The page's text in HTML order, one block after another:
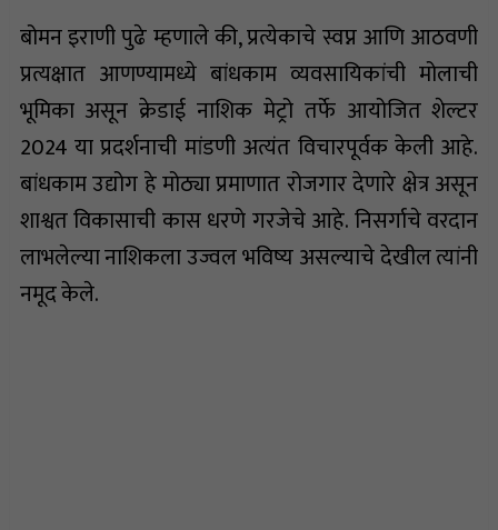
बोमन इराणी पुढे म्हणाले की, प्रत्येकाचे स्वप्न आणि आठवणी
प्रत्यक्षात आणण्यामध्ये बांधकाम व्यवसायिकांची मोलाची
भूमिका असून क्रेडाई नाशिक मेट्रो तर्फे आयोजित शेल्टर
2024 या प्रदर्शनाची मांडणी अत्यंत विचारपूर्वक केली आहे.
बांधकाम उद्योग हे मोठ्या प्रमाणात रोजगार देणारे क्षेत्र असून
शाश्वत विकासाची कास धरणे गरजेचे आहे. निसर्गाचे वरदान
लाभलेल्या नाशिकला उज्वल भविष्य असल्याचे देखील त्यांनी
नमूद केले.